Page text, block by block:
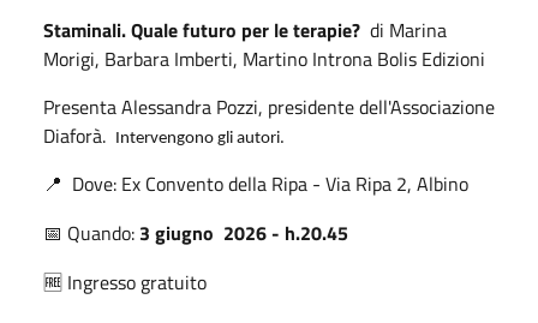
Staminali. Quale futuro per le terapie? di Marina
Morigi, Barbara Imberti, Martino Introna Bolis Edizioni
Presenta Alessandra Pozzi, presidente dell'Associazione
Diaforà. Intervengono gli autori.
📍 Dove: Ex Convento della Ripa - Via Ripa 2, Albino
📅 Quando: 3 giugno 2026 - h.20.45
🆓 Ingresso gratuito